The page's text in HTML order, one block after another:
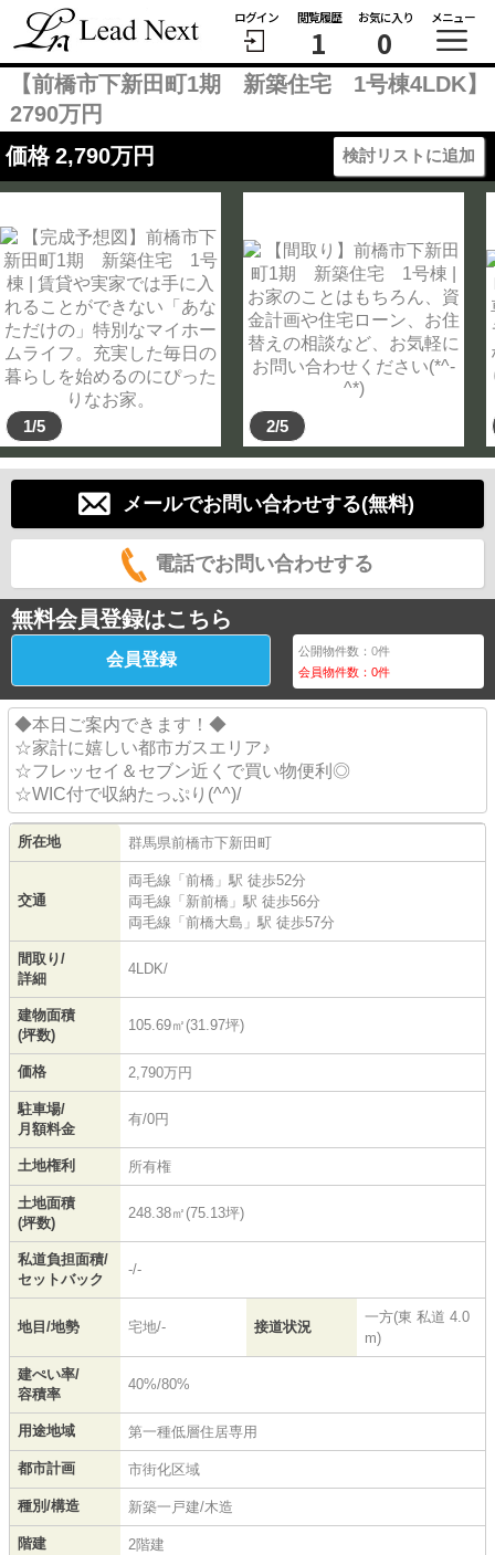
ログイン 閲覧履歴
1
お気に入り
0
メニュー
【前橋市下新田町1期 新築住宅 1号棟4LDK】
2790万円
価格 2,790万円 検討リストに追加
1/5 2/5
メールでお問い合わせする(無料)
電話でお問い合わせする
無料会員登録はこちら
会員登録 公開物件数：0件
会員物件数：0件
◆本日ご案内できます！◆
☆家計に嬉しい都市ガスエリア♪
☆フレッセイ＆セブン近くで買い物便利◎
☆WIC付で収納たっぷり(^^)/
所在地 群馬県前橋市下新田町
交通
両毛線 「 前橋 」駅 徒歩52分
両毛線 「 新前橋 」駅 徒歩56分
両毛線 「 前橋大島 」駅 徒歩57分
間取り/
詳細
4LDK/
建物面積
(坪数)
105.69㎡(31.97坪)
価格 2,790万円
駐車場/
月額料金
有/0円
土地権利 所有権
土地面積
(坪数)
248.38㎡(75.13坪)
私道負担面積/
セットバック
-/-
地目/地勢 宅地/- 接道状況
一方(東 私道 4.0
m)
建ぺい率/
容積率
40%/80%
用途地域 第一種低層住居専用
都市計画 市街化区域
種別/構造 新築一戸建/木造
階建 2階建